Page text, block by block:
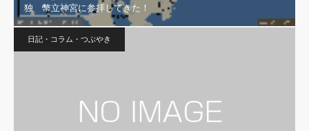
独 幣立神宮に参拝してきた！
日記・コラム・つぶやき